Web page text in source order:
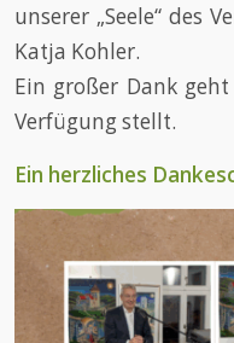
unserer „Seele“ des
Katja Kohler.
Ein großer Dank
Verfügung stellt.
Ein herzliches